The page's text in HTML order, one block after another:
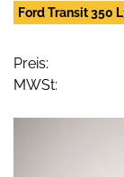
Ford Transit 350
Preis:
MWSt: